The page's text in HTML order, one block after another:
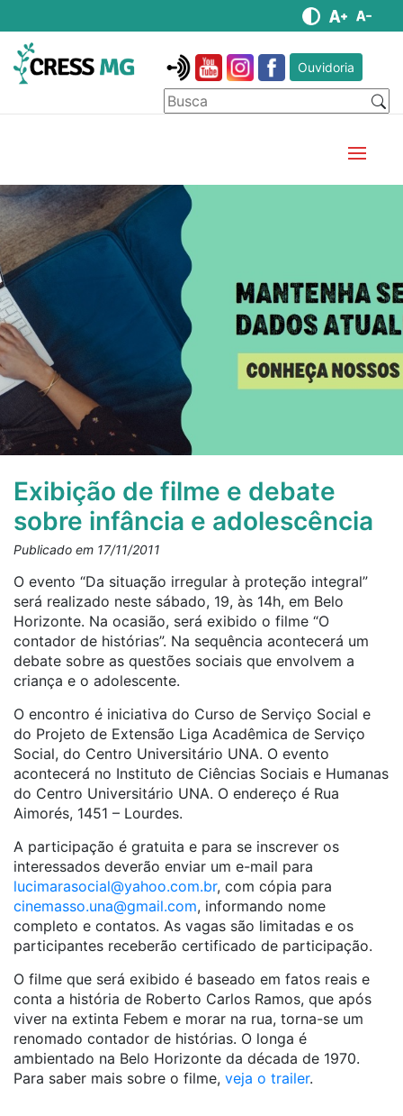
Ouvidoria
Exibição de filme e debate
sobre infância e adolescência
Publicado em 17/11/2011
O evento “Da situação irregular à proteção integral”
será realizado neste sábado, 19, às 14h, em Belo
Horizonte. Na ocasião, será exibido o filme “O
contador de histórias”. Na sequência acontecerá um
debate sobre as questões sociais que envolvem a
criança e o adolescente.
O encontro é iniciativa do Curso de Serviço Social e
do Projeto de Extensão Liga Acadêmica de Serviço
Social, do Centro Universitário UNA. O evento
acontecerá no Instituto de Ciências Sociais e Humanas
do Centro Universitário UNA. O endereço é Rua
Aimorés, 1451 – Lourdes.
A participação é gratuita e para se inscrever os
interessados deverão enviar um e-mail para
lucimarasocial@yahoo.com.br, com cópia para
cinemasso.una@gmail.com, informando nome
completo e contatos. As vagas são limitadas e os
participantes receberão certificado de participação.
O filme que será exibido é baseado em fatos reais e
conta a história de Roberto Carlos Ramos, que após
viver na extinta Febem e morar na rua, torna-se um
renomado contador de histórias. O longa é
ambientado na Belo Horizonte da década de 1970.
Para saber mais sobre o filme, veja o trailer.